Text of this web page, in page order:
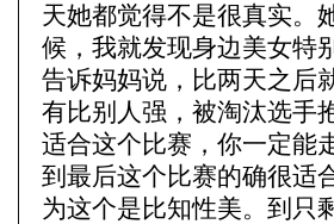
天她都觉得不是很真实。
候，我就发现身边美女特
告诉妈妈说，比两天之后
有比别人强，被淘汰选手
适合这个比赛，你一定能
到最后这个比赛的确很适
为这个是比知性美。到只